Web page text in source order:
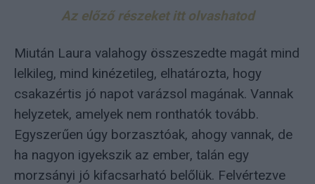
Az előző részeket itt olvashatod
Miután Laura valahogy összeszedte magát mind
lelkileg, mind kinézetileg, elhatározta, hogy
csakazértis jó napot varázsol magának. Vannak
helyzetek, amelyek nem ronthatók tovább.
Egyszerűen úgy borzasztóak, ahogy vannak, de
ha nagyon igyekszik az ember, talán egy
morzsányi jó kifacsarható belőlük. Felvértezve